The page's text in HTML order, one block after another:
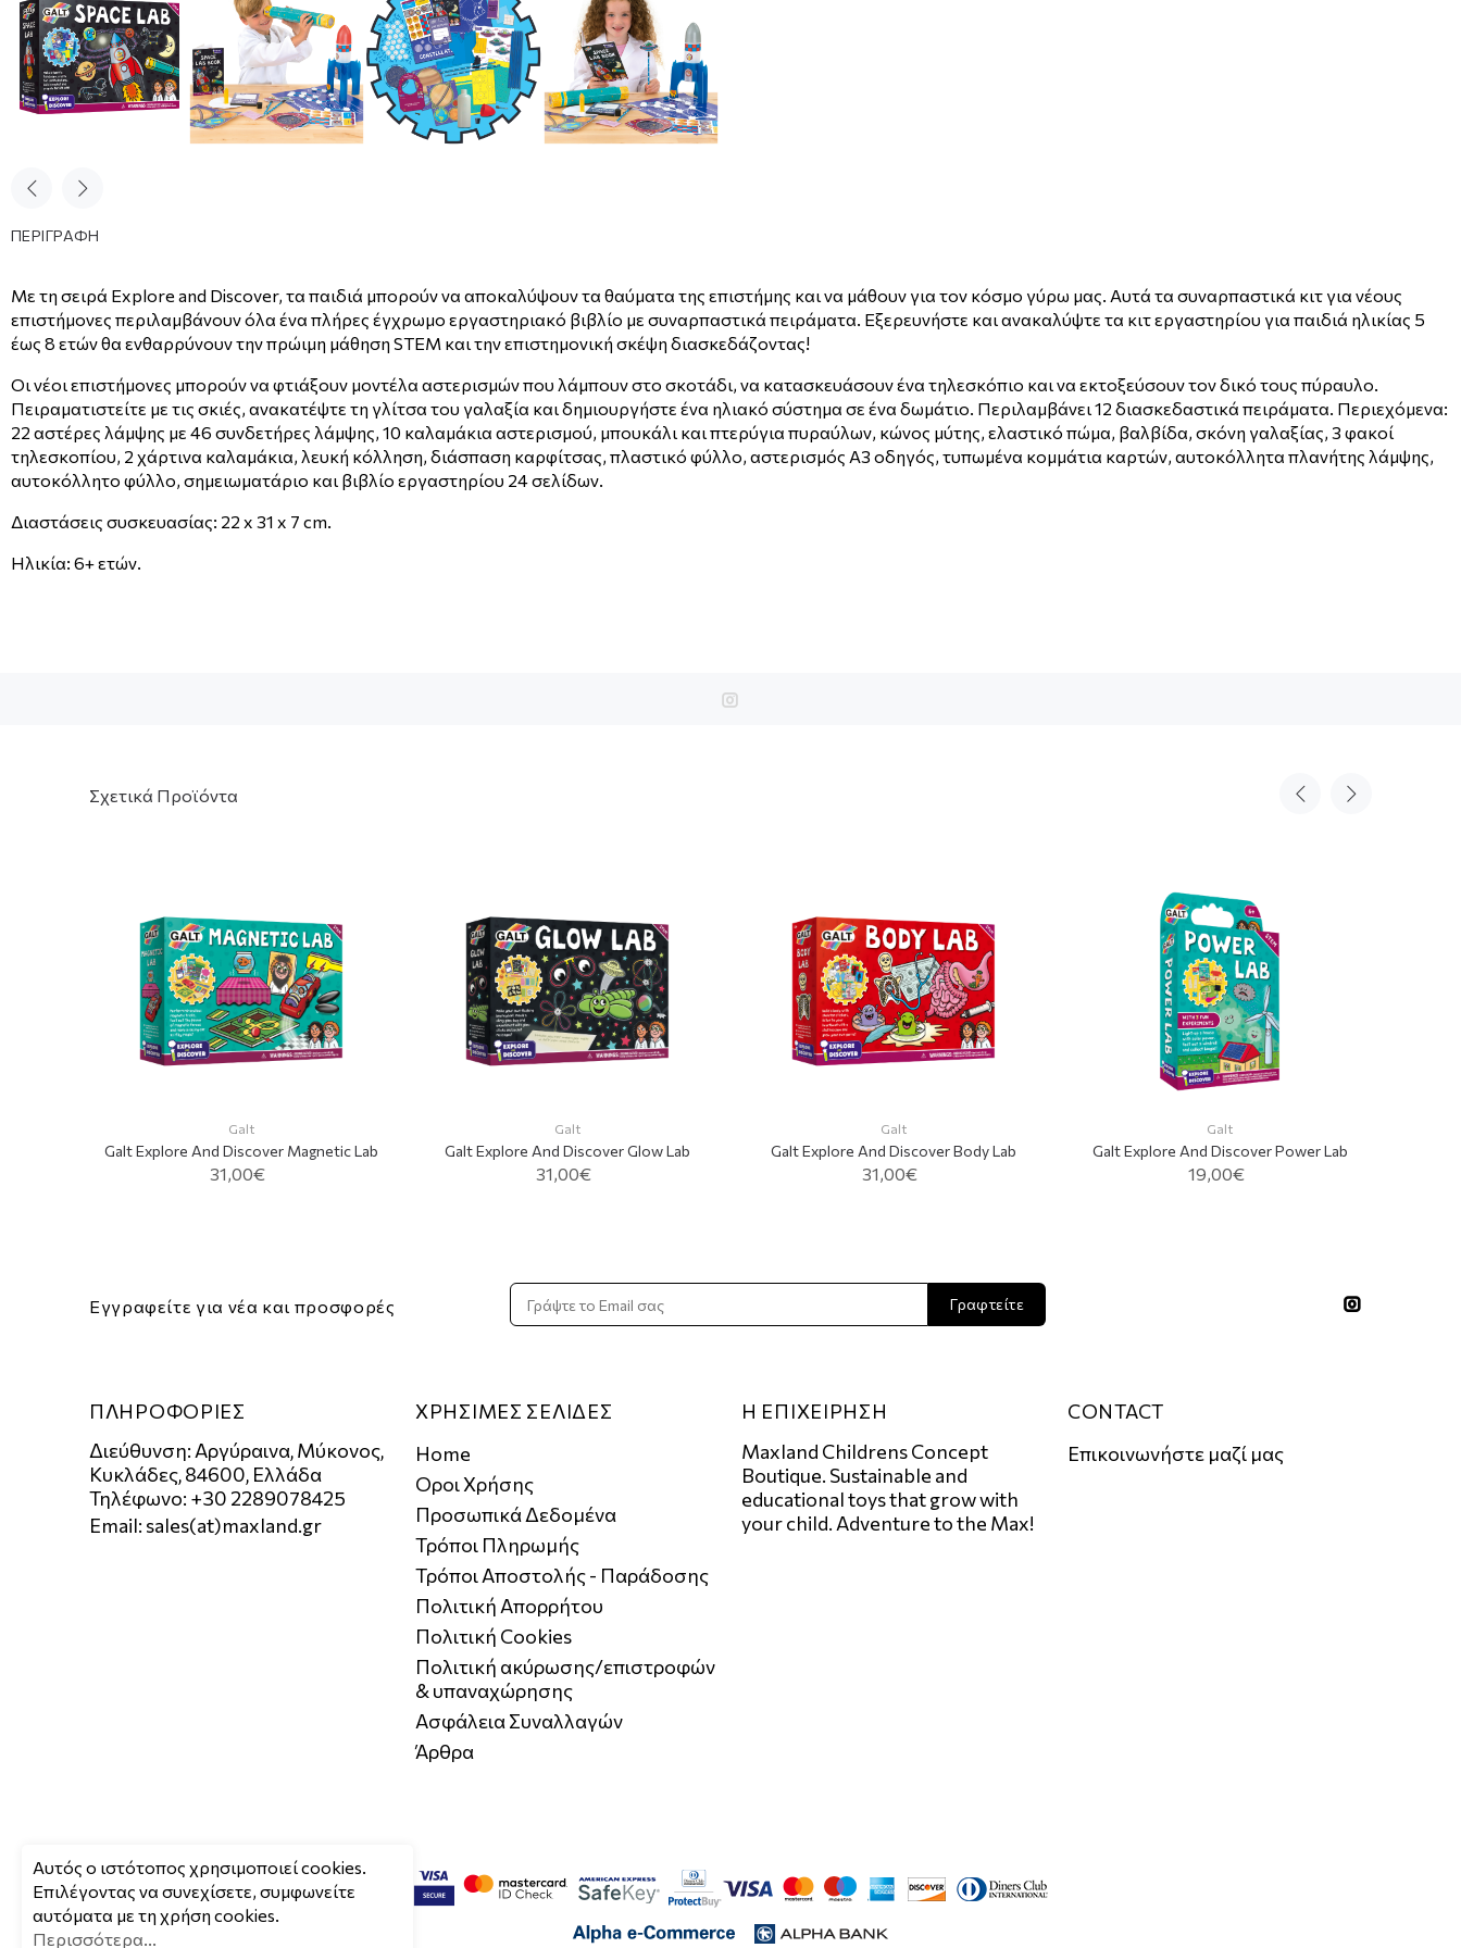
ΠΕΡΙΓΡΑΦΗ
Με τη σειρά Explore and Discover, τα παιδιά μπορούν να αποκαλύψουν τα θαύματα της επιστήμης και να μάθουν για τον κόσμο γύρω μας. Αυτά τα συναρπαστικά κιτ για νέους
επιστήμονες περιλαμβάνουν όλα ένα πλήρες έγχρωμο εργαστηριακό βιβλίο με συναρπαστικά πειράματα. Εξερευνήστε και ανακαλύψτε τα κιτ εργαστηρίου για παιδιά ηλικίας 5
έως 8 ετών θα ενθαρρύνουν την πρώιμη μάθηση STEM και την επιστημονική σκέψη διασκεδάζοντας!
Οι νέοι επιστήμονες μπορούν να φτιάξουν μοντέλα αστερισμών που λάμπουν στο σκοτάδι, να κατασκευάσουν ένα τηλεσκόπιο και να εκτοξεύσουν τον δικό τους πύραυλο.
Πειραματιστείτε με τις σκιές, ανακατέψτε τη γλίτσα του γαλαξία και δημιουργήστε ένα ηλιακό σύστημα σε ένα δωμάτιο. Περιλαμβάνει 12 διασκεδαστικά πειράματα. Περιεχόμενα:
22 αστέρες λάμψης με 46 συνδετήρες λάμψης, 10 καλαμάκια αστερισμού, μπουκάλι και πτερύγια πυραύλων, κώνος μύτης, ελαστικό πώμα, βαλβίδα, σκόνη γαλαξίας, 3 φακοί
τηλεσκοπίου, 2 χάρτινα καλαμάκια, λευκή κόλληση, διάσπαση καρφίτσας, πλαστικό φύλλο, αστερισμός A3 οδηγός, τυπωμένα κομμάτια καρτών, αυτοκόλλητα πλανήτης λάμψης,
αυτοκόλλητο φύλλο, σημειωματάριο και βιβλίο εργαστηρίου 24 σελίδων.
Διαστάσεις συσκευασίας: 22 x 31 x 7 cm.
Ηλικία: 6+ ετών.
Σχετικά Προϊόντα
Galt
Galt Explore And Discover Magnetic Lab
31,00€
Galt
Galt Explore And Discover Glow Lab
31,00€
Galt
Galt Explore And Discover Body Lab
31,00€
Galt
Galt Explore And Discover Power Lab
19,00€
Εγγραφείτε για νέα και προσφορές Γραφτείτε
ΠΛΗΡΟΦΟΡΙΕΣ
Διεύθυνση: Αργύραινα, Μύκονος,
Κυκλάδες, 84600, Ελλάδα
Τηλέφωνο: +30 2289078425
Email: sales(at)maxland.gr
ΧΡΗΣΙΜΕΣ ΣΕΛΙΔΕΣ
Home
Οροι Χρήσης
Προσωπικά Δεδομένα
Τρόποι Πληρωμής
Τρόποι Αποστολής - Παράδοσης
Πολιτική Απορρήτου
Πολιτική Cookies
Πολιτική ακύρωσης/επιστροφών
& υπαναχώρησης
Ασφάλεια Συναλλαγών
Άρθρα
Η ΕΠΙΧΕΙΡΗΣΗ
Maxland Childrens Concept
Boutique. Sustainable and
educational toys that grow with
your child. Adventure to the Max!
CONTACT
Επικοινωνήστε μαζί μας
Aυτός ο ιστότοπος χρησιμοποιεί cookies.
Επιλέγοντας να συνεχίσετε, συμφωνείτε
αυτόματα με τη χρήση cookies.
Περισσότερα...